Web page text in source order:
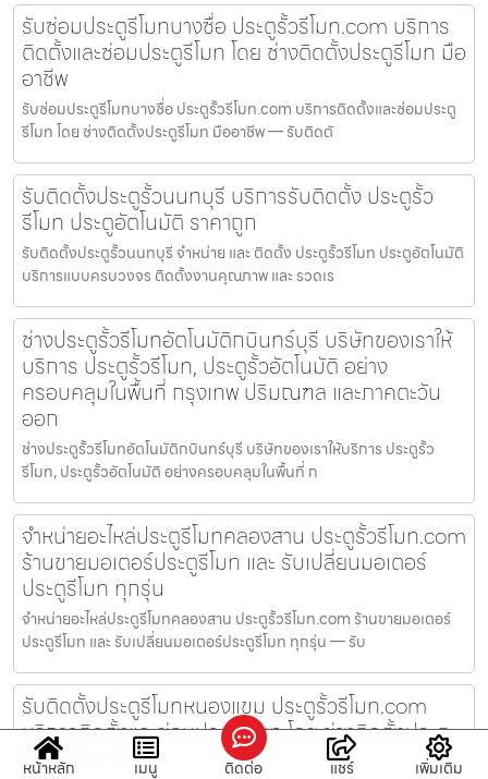
รับซ่อมประตูรีโมทบางซื่อ ประตูรั้วรีโมท.com บริการ
ติดตั้งและซ่อมประตูรีโมท โดย ช่างติดตั้งประตูรีโมท มือ
อาชีพ
รับซ่อมประตูรีโมทบางซื่อ ประตูรั้วรีโมท.com บริการติดตั้งและซ่อมประตู
รีโมท โดย ช่างติดตั้งประตูรีโมท มืออาชีพ — รับติดตั
รับติดตั้งประตูรั้วนนทบุรี บริการรับติดตั้ง ประตูรั้ว
รีโมท ประตูอัตโนมัติ ราคาถูก
รับติดตั้งประตูรั้วนนทบุรี จำหน่าย และ ติดตั้ง ประตูรั้วรีโมท ประตูอัตโนมัติ
บริการแบบครบวงจร ติดตั้งงานคุณภาพ และ รวดเร
ช่างประตูรั้วรีโมทอัตโนมัติกบินทร์บุรี บริษัทของเราให้
บริการ ประตูรั้วรีโมท, ประตูรั้วอัตโนมัติ อย่าง
ครอบคลุมในพื้นที่ กรุงเทพ ปริมณฑล และภาคตะวัน
ออก
ช่างประตูรั้วรีโมทอัตโนมัติกบินทร์บุรี บริษัทของเราให้บริการ ประตูรั้ว
รีโมท, ประตูรั้วอัตโนมัติ อย่างครอบคลุมในพื้นที่ ก
จำหน่ายอะไหล่ประตูรีโมทคลองสาน ประตูรั้วรีโมท.com
ร้านขายมอเตอร์ประตูรีโมท และ รับเปลี่ยนมอเตอร์
ประตูรีโมท ทุกรุ่น
จำหน่ายอะไหล่ประตูรีโมทคลองสาน ประตูรั้วรีโมท.com ร้านขายมอเตอร์
ประตูรีโมท และ รับเปลี่ยนมอเตอร์ประตูรีโมท ทุกรุ่น — รับ
รับติดตั้งประตูรีโมทหนองแขม ประตูรั้วรีโมท.com
บริการติดตั้งและซ่อมประตูรีโมท โดย ช่างติดตั้งประตู
รีโมท มืออาชีพ
หน้าหลัก เมนู ติดต่อ แชร์ เพิ่มเติม